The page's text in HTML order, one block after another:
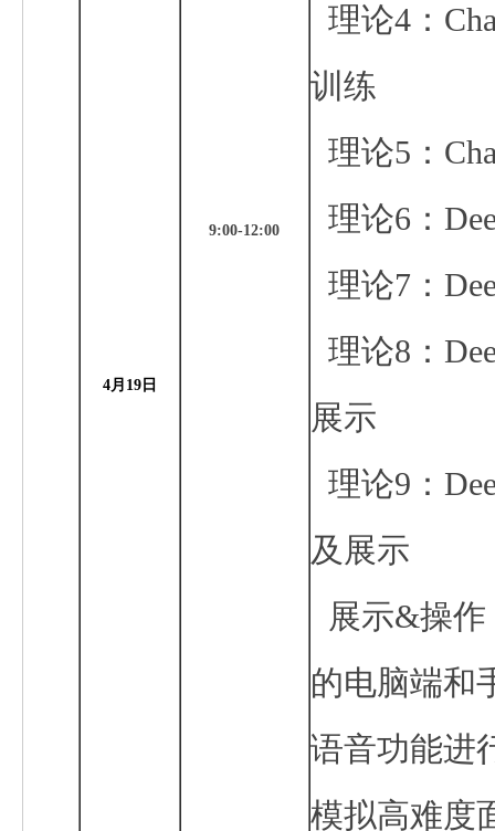
4月 19 日
9:00-12:00
理论4：
训练
理论5：
理论6：
理论7：
理论8：
展示
理论9：
及展示
展示&操
的电脑端和
语音功能进
模拟高难度